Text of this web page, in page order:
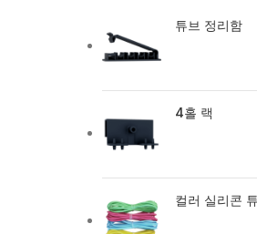
튜브 정리함
4홀 랙
컬러 실리콘